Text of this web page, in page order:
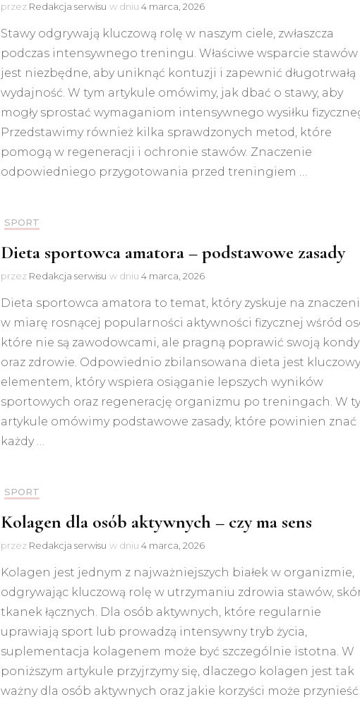
przez Redakcja serwisu w dniu 4 marca, 2026
Stawy odgrywają kluczową rolę w naszym ciele, zwłaszcza
podczas intensywnego treningu. Właściwe wsparcie stawów
jest niezbędne, aby uniknąć kontuzji i zapewnić długotrwałą
wydajność. W tym artykule omówimy, jak dbać o stawy, aby
mogły sprostać wymaganiom intensywnego wysiłku
Przedstawimy również kilka sprawdzonych metod, które
pomogą w regeneracji i ochronie stawów. Znaczenie
odpowiedniego przygotowania przed treningiem …
SPORT
Dieta sportowca amatora – podstawowe zasady
przez Redakcja serwisu w dniu 4 marca, 2026
Dieta sportowca amatora to temat, który zyskuje na
w miarę rosnącej popularności aktywności fizycznej wśród
które nie są zawodowcami, ale pragną poprawić swoją
oraz zdrowie. Odpowiednio zbilansowana dieta jest
elementem, który wspiera osiąganie lepszych wyników
sportowych oraz regenerację organizmu po treningach. W
artykule omówimy podstawowe zasady, które powinien znać
każdy …
SPORT
Kolagen dla osób aktywnych – czy ma sens
przez Redakcja serwisu w dniu 4 marca, 2026
Kolagen jest jednym z najważniejszych białek w organizmie,
odgrywając kluczową rolę w utrzymaniu zdrowia stawów,
tkanek łącznych. Dla osób aktywnych, które regularnie
uprawiają sport lub prowadzą intensywny tryb życia,
suplementacja kolagenem może być szczególnie istotna. W
poniższym artykule przyjrzymy się, dlaczego kolagen jest tak
ważny dla osób aktywnych oraz jakie korzyści może przynieść